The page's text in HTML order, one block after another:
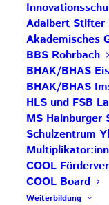
Adalbert Stifter
Akademisches
BBS Rohrbach
BHAK/BHAS
BHAK/BHAS
HLS und FSB
MS Hainburger
Schulzentrum
COOL
COOL Board
Weiterbildung
ganz
Mehr Info unter